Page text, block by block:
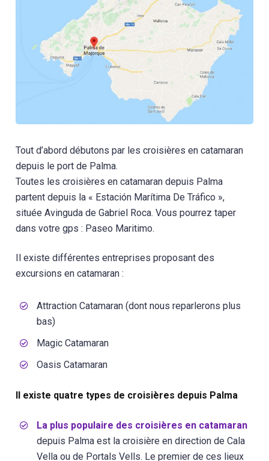
Tout d’abord débutons par les croisières en catamaran
depuis le port de Palma.
Toutes les croisières en catamaran depuis Palma
partent depuis la « Estación Marítima De Tráfico »,
située Avinguda de Gabriel Roca. Vous pourrez taper
dans votre gps : Paseo Maritimo.
Il existe différentes entreprises proposant des
excursions en catamaran :
Attraction Catamaran (dont nous reparlerons plus
bas)
Magic Catamaran
Oasis Catamaran
Il existe quatre types de croisières depuis Palma
La plus populaire des croisières en catamaran
depuis Palma est la croisière en direction de Cala
Vella ou de Portals Vells. Le premier de ces lieux